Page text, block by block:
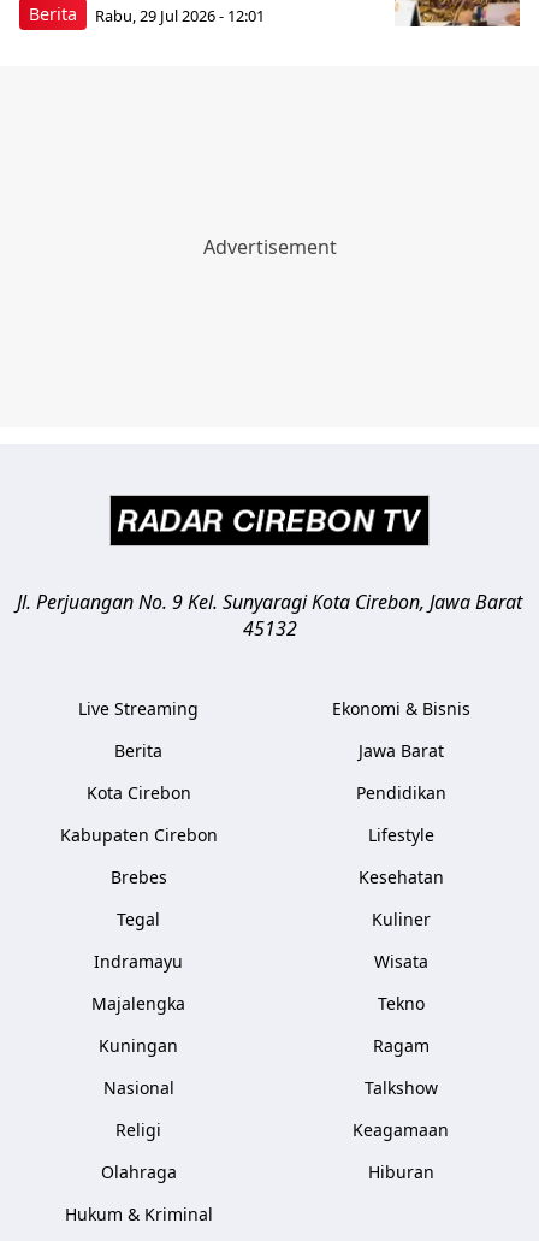
Berita Rabu, 29 Jul 2026 - 12:01
Jl. Perjuangan No. 9 Kel. SunyaragiKota Cirebon, Jawa Barat
45132
Live Streaming
Berita
Kota Cirebon
Kabupaten Cirebon
Brebes
Tegal
Indramayu
Majalengka
Kuningan
Nasional
Religi
Olahraga
Hukum & Kriminal
Ekonomi & Bisnis
Jawa Barat
Pendidikan
Lifestyle
Kesehatan
Kuliner
Wisata
Tekno
Ragam
Talkshow
Keagamaan
Hiburan